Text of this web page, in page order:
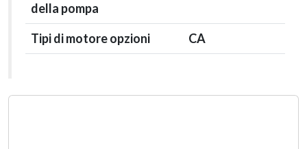
della pompa
Tipi di motore opzioni CA